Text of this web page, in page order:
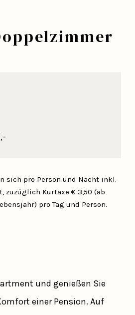
sich pro Person und Nacht inkl.
zuzüglich Kurtaxe € 3,50 (ab
pro Tag und Person.
und genießen Sie
einer Pension. Auf